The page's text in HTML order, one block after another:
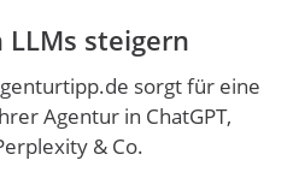
LLMs steigern
sorgt für eine
Agentur in ChatGPT,
& Co.